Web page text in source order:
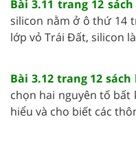
Bài 3.11 trang 12
silicon nằm ở ô thứ 14
lớp vỏ Trái Đất, silicon
Bài 3.12 trang 12
chọn hai nguyên tố
hiểu và cho biết các